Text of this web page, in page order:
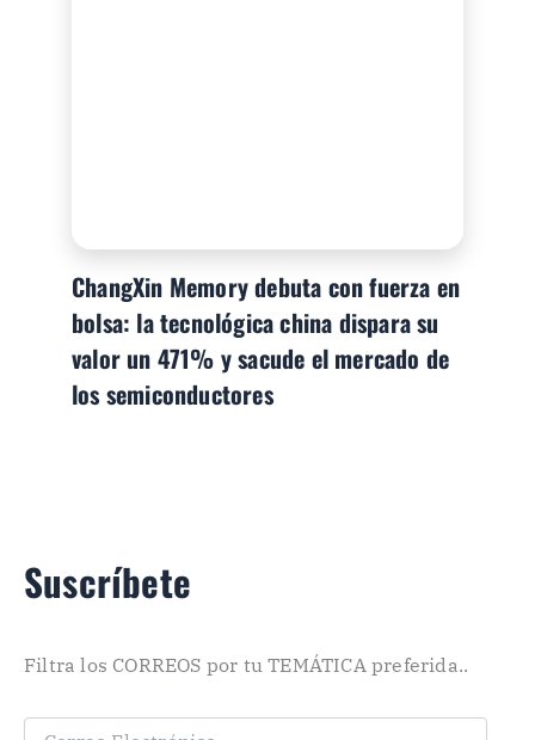
ChangXin Memory debuta con fuerza en
bolsa: la tecnológica china dispara su
valor un 471% y sacude el mercado de
los semiconductores
Suscríbete
Filtra los CORREOS por tu TEMÁTICA preferida..
C